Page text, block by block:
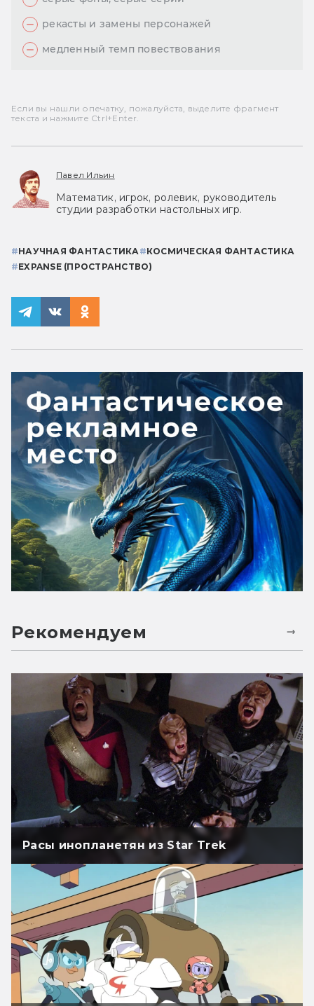
рекасты и замены персонажей
медленный темп повествования
Если вы нашли опечатку, пожалуйста, выделите фрагмент
текста и нажмите Ctrl+Enter.
Павел Ильин
Математик, игрок, ролевик, руководитель
студии разработки настольных игр.
#НАУЧНАЯ ФАНТАСТИКА #КОСМИЧЕСКАЯ ФАНТАСТИКА
#EXPANSE (ПРОСТРАНСТВО)
Рекомендуем
Расы инопланетян из Star Trek